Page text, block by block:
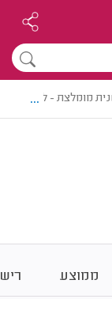
מומלצת - ליפז
...
ממוצע